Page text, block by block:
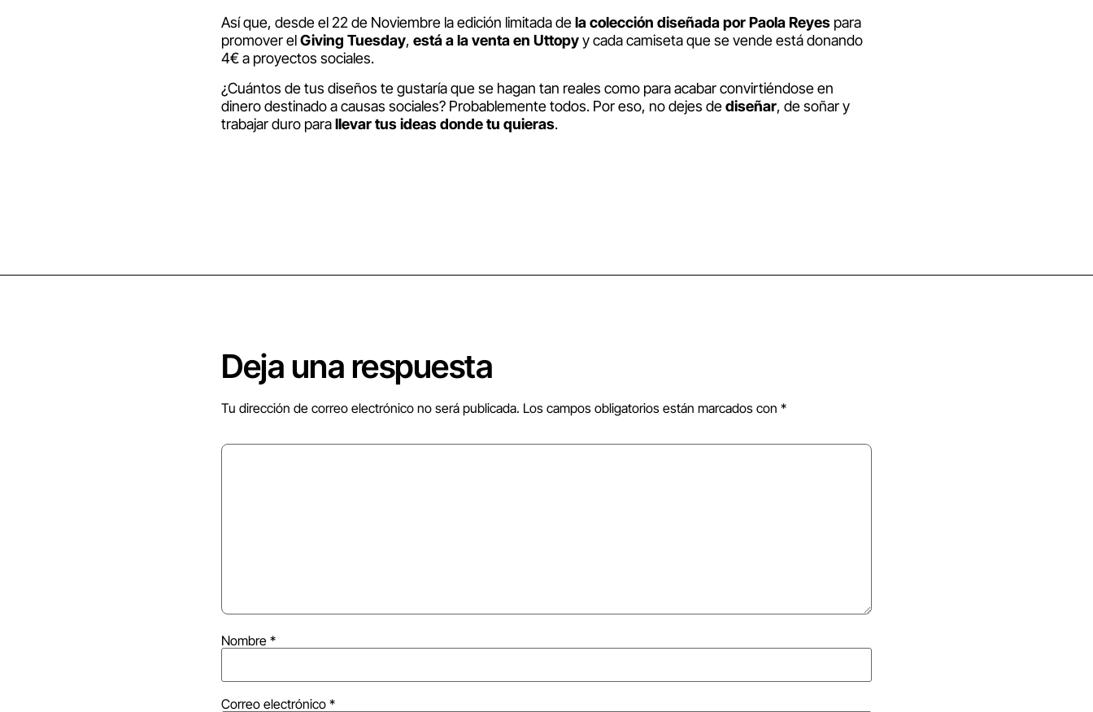
Así que, desde el 22 de Noviembre la edición limitada dela colección diseñada por Paola Reyes para
promover elGiving Tuesday, está a la venta en Uttopyy cada camiseta que se vende está donando
4€ a proyectos sociales.
¿Cuántos de tus diseños te gustaría que se hagan tan reales como para acabar convirtiéndose en
dinero destinado a causas sociales? Probablemente todos. Por eso, no dejes dediseñar, de soñar y
trabajar duro parallevar tus ideas donde tu quieras.
Deja una respuesta
Tu dirección de correo electrónico no será publicada. Los campos obligatorios están marcados con *
Nombre *
Correo electrónico *